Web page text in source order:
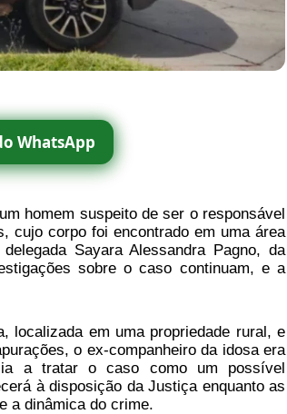
WhatsApp
homem suspeito de ser o responsável
cujo corpo foi encontrado em uma área
Sayara Alessandra Pagno, da
sobre o caso continuam, e a
localizada em uma propriedade rural, e
o ex-companheiro da idosa era
a tratar o caso como um possível
à disposição da Justiça enquanto as
a dinâmica do crime.